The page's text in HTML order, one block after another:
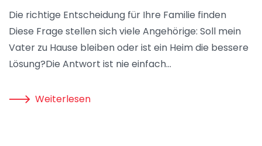
Die richtige Entscheidung für Ihre Familie finden
Diese Frage stellen sich viele Angehörige: Soll mein
Vater zu Hause bleiben oder ist ein Heim die bessere
Lösung?Die Antwort ist nie einfach…
Weiterlesen